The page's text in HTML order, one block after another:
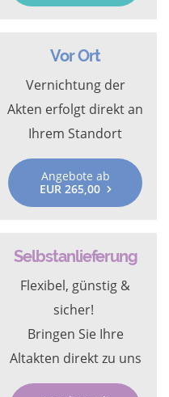
Vor Ort
Vernichtung der
Akten erfolgt direkt an
Ihrem Standort
Angebote ab
EUR 265,00
Selbstanlieferung
Flexibel, günstig &
sicher!
Bringen Sie Ihre
Altakten direkt zu uns